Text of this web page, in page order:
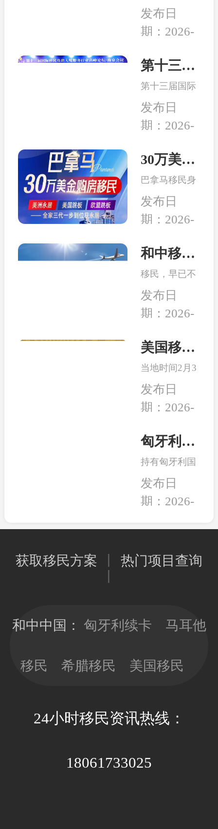
台，是我国完
善出入境管理
制度的重要举
交流持续深
家庭萌生海外
身份规划、子
女教育、全球
生活布局等需
务行业迎来新
的发展机遇。
发布日
期：2026-
第十三届移民行业高峰论坛在南京举行 和中入选诚信专业示范机构
第十三届国际
移民及出入境
服务行业高峰
论坛在中国南
次峰会以“破
未来”为主
题，吸引了来
自全球几十个
国家的数千位
英、使领馆代
表及移民局长
在搭建一
个“交流、合
赢”的国际化
平台。
发布日
期：2026-
30万美元买房送巴拿马永居：高性价比、税务规划、入籍大揭秘！
巴拿马移民身
份开始受到很
多客户的青
睐，究其原因
性价比、宽松
良好的子女教
育、亲民的生
活成本、明确
的入籍路径
发布日
期：2026-
和中移民：2026年最适合办理移民身份的6个国家
移民，早已不
是 “我想去
哪”，而是：
这个身份能不
未来可能会面
论是为了孩子
的教育、家人
的养老，还是
出行的自由，
和未来多一层
保障，移民身
是一种工具，
能为我所用，
工具。
发布日
期：2026-
美国移民最新消息：特朗普百万金卡项目被起诉！
当地时间2月3
日，美国多家
组织和团体正
式将一纸诉状
联邦法院，起
强推的“金
卡”计划。当
前建议先行观
望，等待政策
观点是，在移
看，以免因政
本和时间成
发布日
期：2026-
匈牙利永居卡到期续签服务：全程国内办理，直接换发10年新卡
持有匈牙利国
债永居卡的家
人们有福啦！
永居卡到期换
续，可以继续
理，不用登陆
发10年有效
期；目前换新
民监的要求，
可以放心更新
约3-4个月，全
发布日
期：2026-
获取移民方案
热门项目查询
和中中国： 匈牙利续卡 马耳他
移民 希腊移民 美国移民
24小时移民资讯热线：
18061733025